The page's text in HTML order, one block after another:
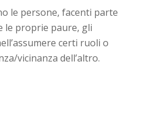
le persone, facenti parte
le proprie paure, gli
certi ruoli o
vicinanza dell’altro.